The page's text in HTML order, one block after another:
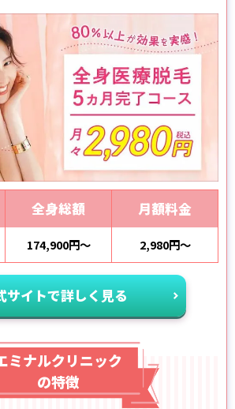
全身総額 月額料金
174,900円～ 2,980円～
サイトで詳しく見る
ミナルクリニック
の特徴